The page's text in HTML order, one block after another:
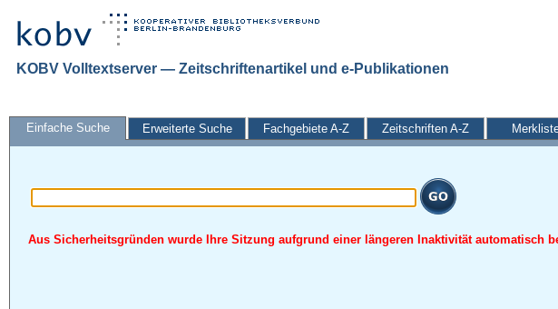
KOBV Volltextserver — Zeitschriftenartikel und e-Publikationen
Einfache Suche Erweiterte Suche Fachgebiete A-Z Zeitschriften A-Z
Aus Sicherheitsgründen wurde Ihre Sitzung aufgrund einer längeren Inaktivität automatisch